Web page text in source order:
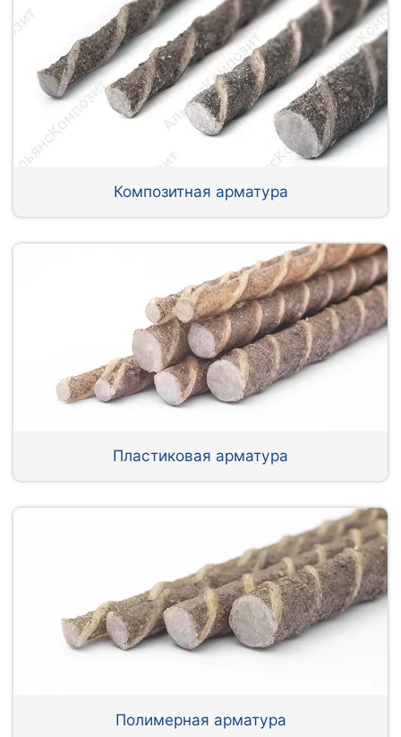
Композитная арматура
Пластиковая арматура
Полимерная арматура